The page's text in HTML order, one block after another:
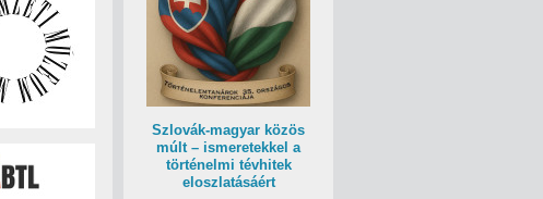
Szlovák-magyar közös
múlt – ismeretekkel a
történelmi tévhitek
eloszlatásáért